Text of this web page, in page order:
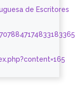
de Escritores